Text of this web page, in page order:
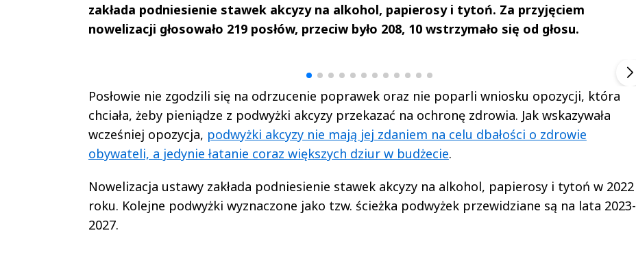
zakłada podniesienie stawek akcyzy na alkohol, papierosy i tytoń. Za przyjęciem
nowelizacji głosowało 219 posłów, przeciw było 208, 10 wstrzymało się od głosu.
Posłowie nie zgodzili się na odrzucenie poprawek oraz nie poparli wniosku opozycji, która
chciała, żeby pieniądze z podwyżki akcyzy przekazać na ochronę zdrowia. Jak wskazywała
wcześniej opozycja, podwyżki akcyzy nie mają jej zdaniem na celu dbałości o zdrowie
obywateli, a jedynie łatanie coraz większych dziur w budżecie.
Nowelizacja ustawy zakłada podniesienie stawek akcyzy na alkohol, papierosy i tytoń w 2022
roku. Kolejne podwyżki wyznaczone jako tzw. ścieżka podwyżek przewidziane są na lata 2023-
2027.
Andrzej i Marta
Marta i Andrzej